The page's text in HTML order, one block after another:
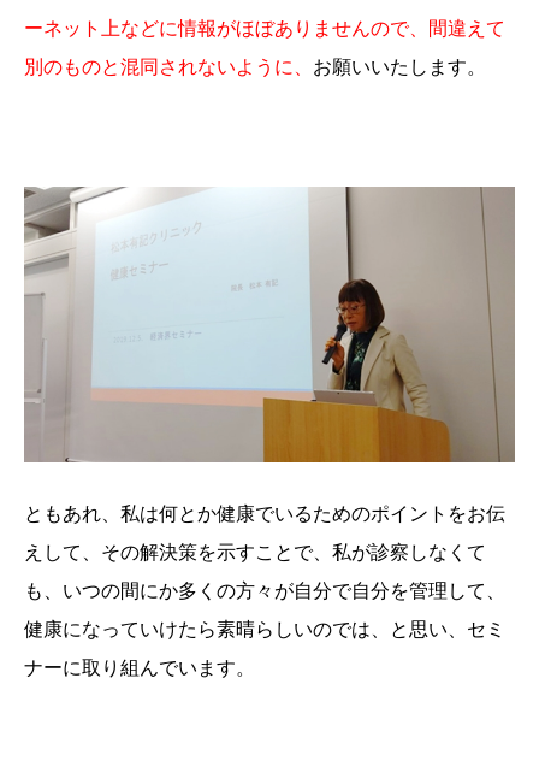
ーネット上などに情報がほぼありませんので、間違えて
別のものと混同されないように、 お願いいたします。
ともあれ、私は何とか健康でいるためのポイントをお伝
えして、その解決策を示すことで、私が診察しなくて
も、いつの間にか多くの方々が自分で自分を管理して、
健康になっていけたら素晴らしいのでは、と思い、セミ
ナーに取り組んでいます。